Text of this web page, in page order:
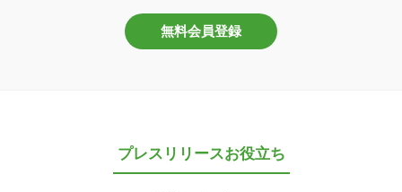
無料会員登録
プレスリリースお役立ち